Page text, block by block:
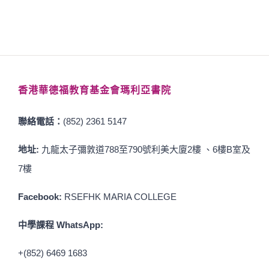
香港華德福教育基金會瑪利亞書院
聯絡電話： (852) 2361 5147
地址: 九龍太子彌敦道788至790號利美大廈2樓 、6樓B室及
7樓
Facebook: RSEFHK MARIA COLLEGE
中學課程 WhatsApp:
+(852) 6469 1683